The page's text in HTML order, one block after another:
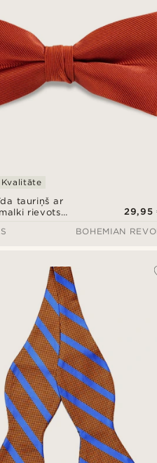
tauriņš ar
rievots
29,95
BOHEMIAN